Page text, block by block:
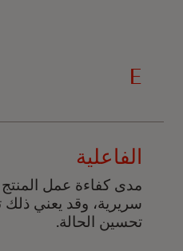
E
الفاعلية
مدى كفاءة عمل
سريرية، وقد يعني ذلك
تحسين الحالة.